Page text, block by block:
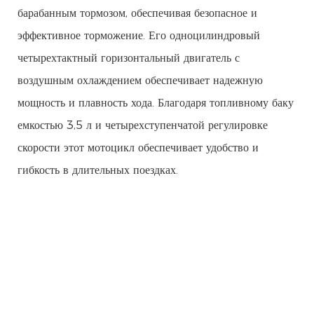
барабанным тормозом, обеспечивая безопасное и
эффективное торможение. Его одноцилиндровый
четырехтактный горизонтальный двигатель с
воздушным охлаждением обеспечивает надежную
мощность и плавность хода. Благодаря топливному баку
емкостью 3,5 л и четырехступенчатой ​​регулировке
скорости этот мотоцикл обеспечивает удобство и
гибкость в длительных поездках.